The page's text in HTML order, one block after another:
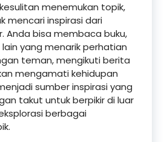
menemukan topik,
mencari inspirasi dari
Anda bisa membaca buku,
yang menarik perhatian
teman, mengikuti berita
mengamati kehidupan
sumber inspirasi yang
takut untuk berpikir di luar
berbagai